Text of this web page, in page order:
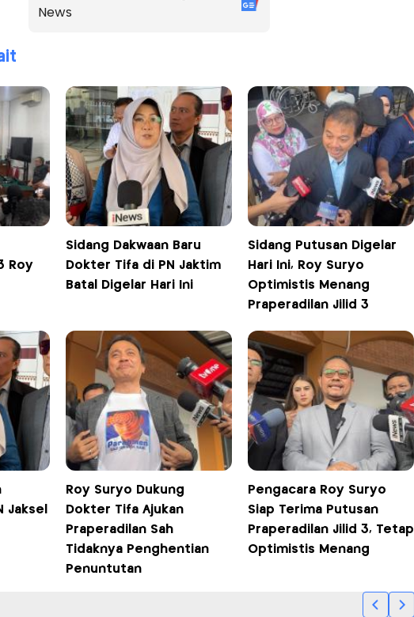
News
Roy
Sidang Dakwaan Baru
Dokter Tifa di PN Jaktim
Batal Digelar Hari Ini
Sidang Putusan Digelar
Hari Ini, Roy Suryo
Optimistis Menang
Praperadilan Jilid 3
Jaksel
Roy Suryo Dukung
Dokter Tifa Ajukan
Praperadilan Sah
Tidaknya Penghentian
Penuntutan
Pengacara Roy Suryo
Siap Terima Putusan
Praperadilan Jilid 3, Tetap
Optimistis Menang